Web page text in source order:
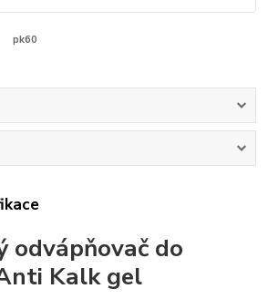
pk60
odvápňovač do
Kalk gel